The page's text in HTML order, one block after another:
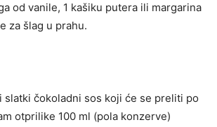
od vanile, 1 kašiku putera ili margarina
za šlag u prahu.
slatki čokoladni sos koji će se preliti po
otprilike 100 ml (pola konzerve)